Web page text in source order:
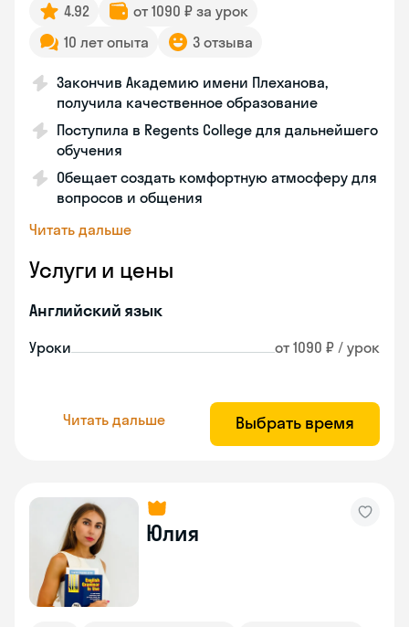
4.92
от 1090 ₽ за урок
10 лет опыта
3 отзыва
Закончив Академию имени Плеханова,
получила качественное образование
Поступила в Regents College для дальнейшего
обучения
Обещает создать комфортную атмосферу для
вопросов и общения
Читать дальше
Услуги и цены
Английский язык
Уроки от 1090 ₽ / урок
Читать дальше Выбрать время
Юлия